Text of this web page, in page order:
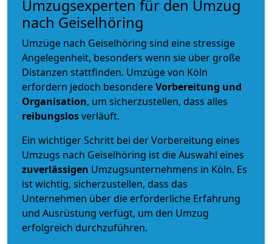
Umzugsexperten für den Umzug
nach Geiselhöring
Umzüge nach Geiselhöring sind eine stressige
Angelegenheit, besonders wenn sie über große
Distanzen stattfinden. Umzüge von Köln
erfordern jedoch besondereVorbereitung und
Organisation, um sicherzustellen, dass alles
reibungslosverläuft.
Ein wichtiger Schritt bei der Vorbereitung eines
Umzugs nach Geiselhöring ist die Auswahl eines
zuverlässigen Umzugsunternehmens in Köln. Es
ist wichtig, sicherzustellen, dass das
Unternehmen über die erforderliche Erfahrung
und Ausrüstung verfügt, um den Umzug
erfolgreich durchzuführen.